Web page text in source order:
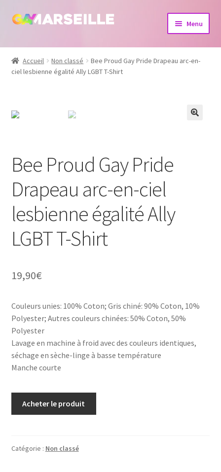
Aller
navigation
Aller
Menu
Boutique
Bijoux
Accueil Non classé
Bee Proud Gay Pride Drapeau arc-en-
ciel lesbienne égalité Ally LGBT T-Shirt
Bee Proud Gay Pride
Drapeau arc-en-ciel
lesbienne égalité Ally
LGBT T-Shirt
19,90€
Couleurs unies: 100% Coton; Gris chiné: 90% Coton, 10%
Polyester; Autres couleurs chinées: 50% Coton, 50%
Polyester
Lavage en machine à froid avec des couleurs identiques,
séchage en sèche-linge à basse température
Manche courte
Acheter le produit
Catégorie : Non classé